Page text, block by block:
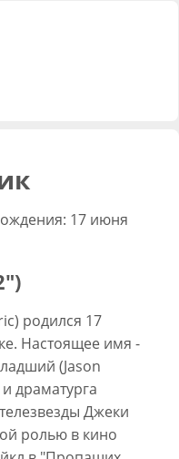
17 июня
родился 17
Настоящее имя -
(Jason
драматурга
Джеки
ролью в кино